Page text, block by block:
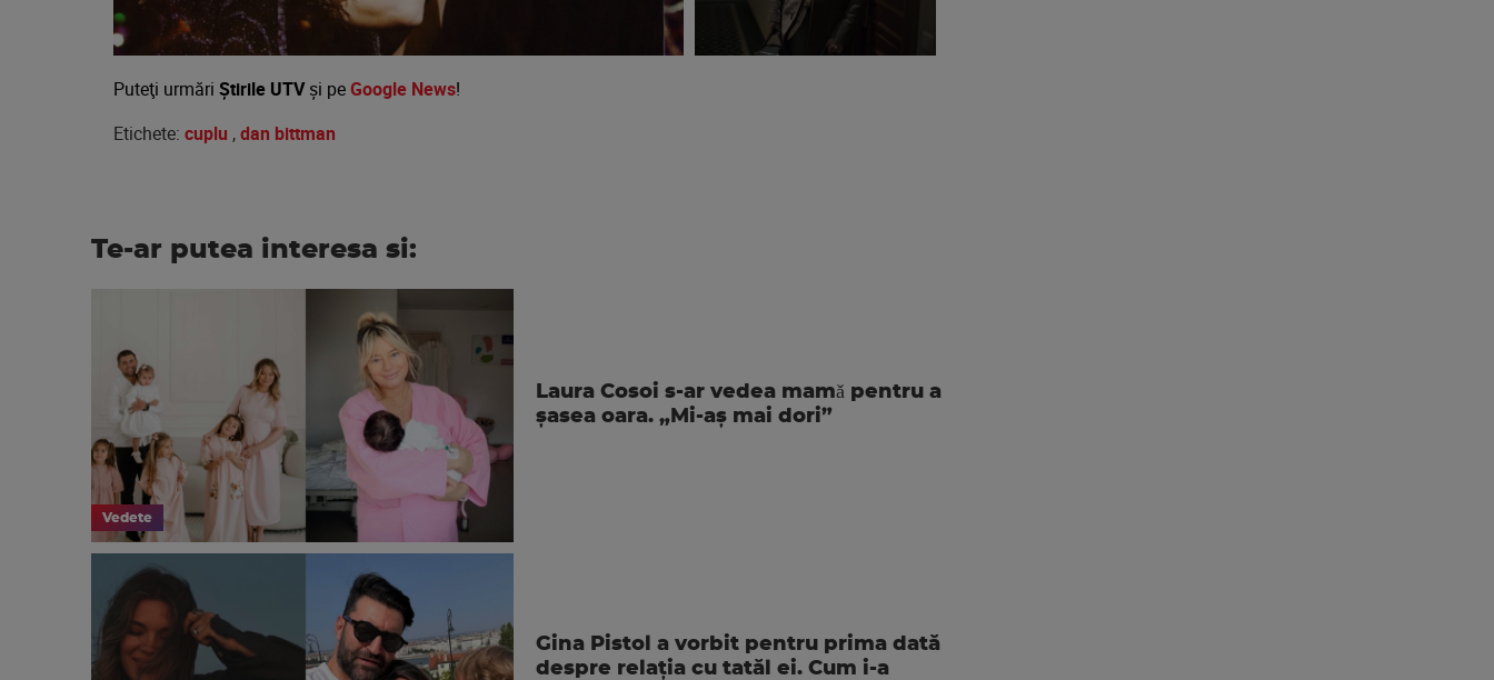
Puteţi urmări Știrile UTVşi peGoogle News!
Etichete: cuplu ,dan bittman
Te-ar putea interesa si:
Vedete
Laura Cosoi s-ar vedea mamǎ pentru a
şasea oara. „Mi-aș mai dori”
Gina Pistol a vorbit pentru prima dată
despre relația cu tatăl ei. Cum i-a